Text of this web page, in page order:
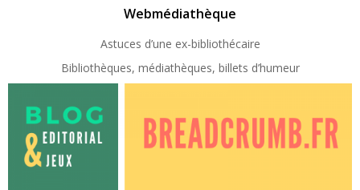
Webmédiathèque
Astuces d’une ex-bibliothécaire
Bibliothèques, médiathèques, billets d’humeur